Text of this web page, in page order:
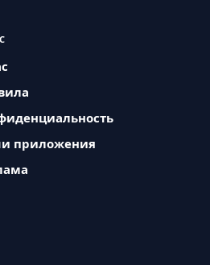
приложения